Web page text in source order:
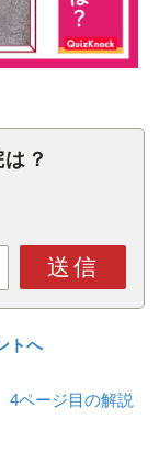
？
送信
トへ
4ページ目の解説